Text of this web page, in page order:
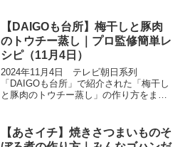
は『おからのトリセツ』。ゲストの銀シ
ャリのお二人や黒沢...
【DAIGOも台所】梅干しと豚肉
のトウチー蒸し｜プロ監修簡単レ
シピ（11月4日）
2024年11月4日 テレビ朝日系列
「DAIGOも台所」で紹介された「梅干し
と豚肉のトウチー蒸し」の作り方をまと
干しを使った料理を教えてください！」
という要望に答えて、...
【あさイチ】焼きさつまいものそ